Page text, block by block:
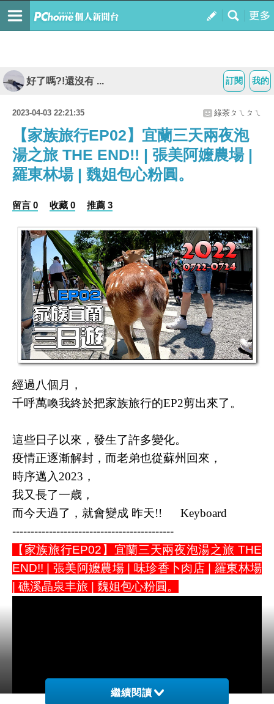
我的
訂閱
好了嗎?!還沒有 ...
2023-04-03 22:21:35 綠茶ㄆㄟㄆㄟ
【家族旅行EP02】宜蘭三天兩夜泡
湯之旅 THE END!! | 張美阿嬤農場 |
羅東林場 | 魏姐包心粉圓。
留言 0 收藏 0 推薦 3
經過八個月，
千呼萬喚我終於把家族旅行的EP2剪出來了。
這些日子以來，發生了許多變化。
疫情正逐漸解封，而老弟也從蘇州回來，
時序邁入2023，
我又長了一歳，
而今天過了，就會變成 昨天!! Keyboard
--------------------------------------------
【家族旅行EP02】宜蘭三天兩夜泡湯之旅 THE
END!! | 張美阿嬤農場 | 味珍香卜肉店 | 羅東林場
| 礁溪晶泉丰旅 | 魏姐包心粉圓。
繼續閱讀